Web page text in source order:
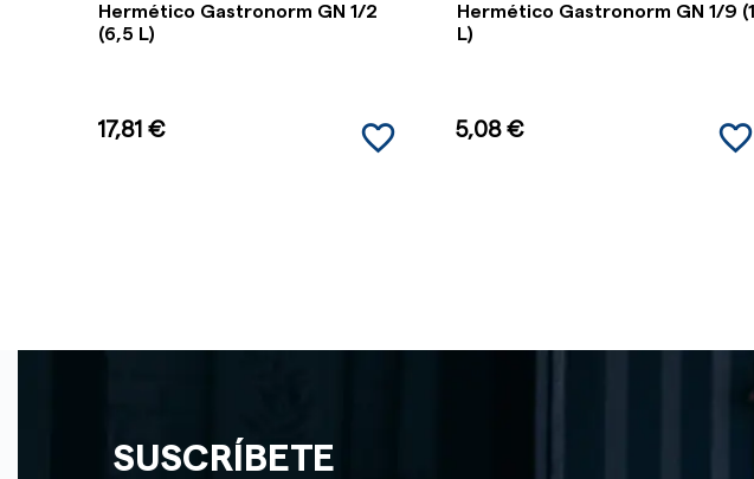
Hermético Gastronorm GN 1/2
(6,5 L)
17,81 € favorite_border
Hermético Gastronorm GN 1/9 (1
L)
5,08 € favorite_border
SUSCRÍBETE